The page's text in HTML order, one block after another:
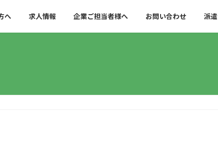
へ 求人情報 企業ご担当者様へ お問い合わせ 派